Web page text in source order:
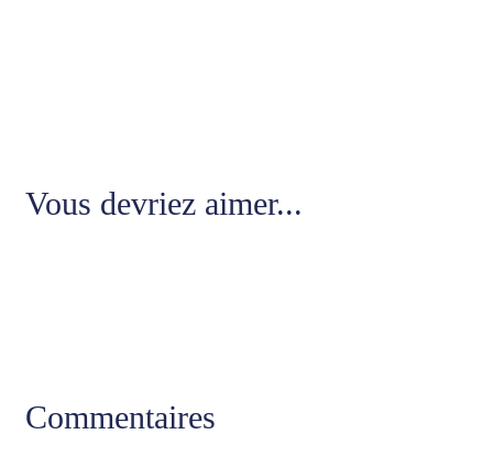
Vous devriez aimer...
Commentaires